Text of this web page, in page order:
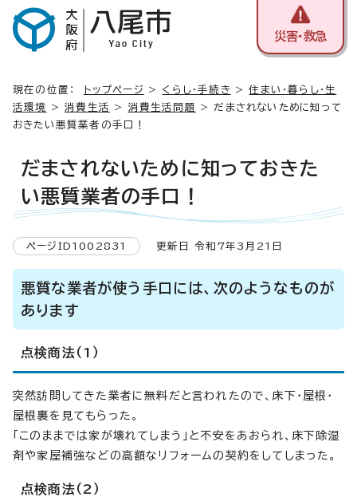
災害・救急
現在の位置： トップページ > くらし・手続き >住まい・暮らし・生
活環境
>消費生活 > 消費生活問題
> だまされないために知って
おきたい悪質業者の手口！
だまされないために知っておきた
い悪質業者の手口！
ページID1002831 更新日 令和7年3月21日
悪質な業者が使う手口には、次のようなものが
あります
点検商法（1）
突然訪問してきた業者に無料だと言われたので、床下・屋根・
屋根裏を見てもらった。
「このままでは家が壊れてしまう」と不安をあおられ、床下除湿
剤や家屋補強などの高額なリフォームの契約をしてしまった。
点検商法（2）